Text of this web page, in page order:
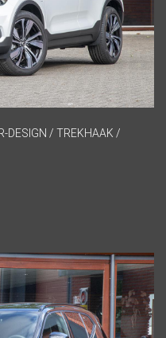
DESIGN / TREKHAAK /